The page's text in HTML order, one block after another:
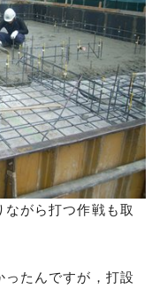
がら打つ作戦も取
たんですが，打設